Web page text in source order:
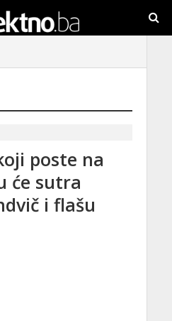
poste na
će sutra
i flašu